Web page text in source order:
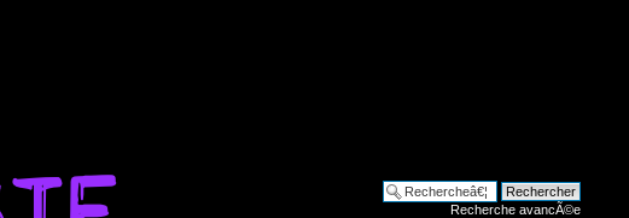
Recherche avancÃ©e